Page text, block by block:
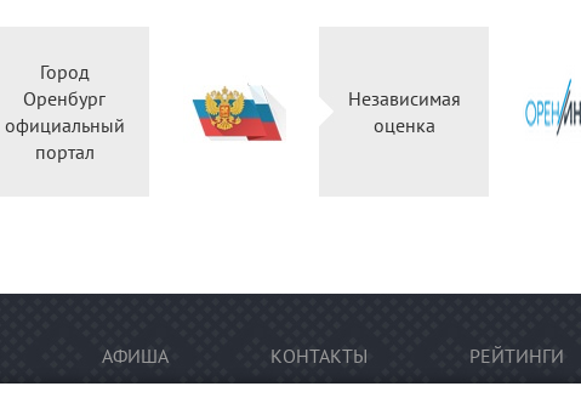
Город
Оренбург
официальный
портал
Независимая
оценка
АФИША КОНТАКТЫ РЕЙТИНГИ